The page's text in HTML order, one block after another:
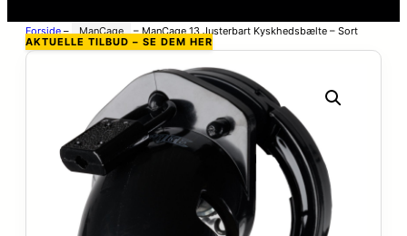
Forside– ManCage –ManCage 13 Justerbart Kyskhedsbælte – Sort
AKTUELLE TILBUD – SE DEM HER